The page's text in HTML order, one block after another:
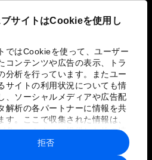
ブサイトはCookieを使用し
ではCookieを使って、ユーザー
コンテンツや広告の表示、トラ
分析を行っています。またユー
サイトの利用状況についても情
、ソーシャルメディアや広告配
解析の各パートナーに情報を共
す。ここで収集された情報は、
各パートナーに提供した他の情
トナーのサービスを使用した際
た情報と組み合わされ、各パー
拒否